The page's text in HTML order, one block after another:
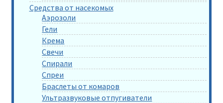
Средства от насекомых
Аэрозоли
Гели
Крема
Свечи
Спирали
Спреи
Браслеты от комаров
Ультразвуковые отпугиватели